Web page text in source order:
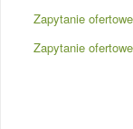
Zapytanie
Zapytanie